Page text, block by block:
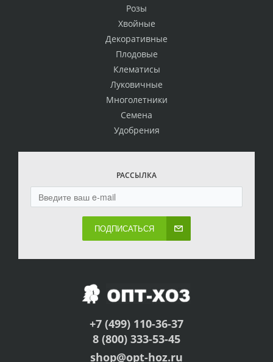
Розы
Хвойные
Декоративные
Плодовые
Клематисы
Луковичные
Многолетники
Семена
Удобрения
РАССЫЛКА
ПОДПИСАТЬСЯ
+7 (499) 110-36-37
8 (800) 333-53-45
shop@opt-hoz.ru